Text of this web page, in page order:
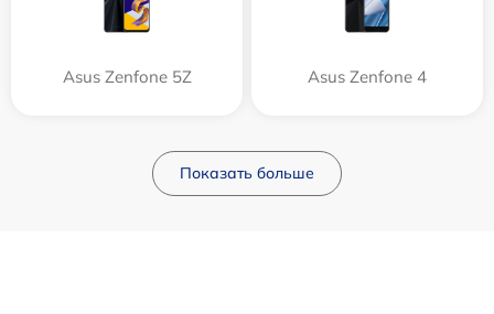
Asus Zenfone 5Z Asus Zenfone 4
Показать больше